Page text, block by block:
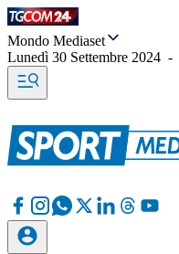
Mondo Mediaset
Lunedì 30 Settembre 2024 -